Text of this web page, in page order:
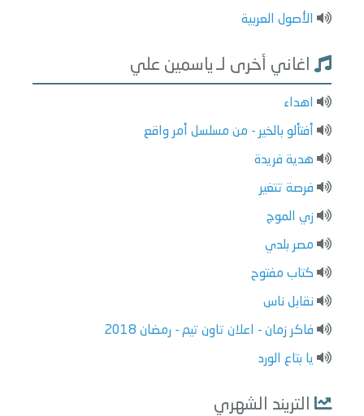
الأصول العربية
اغاني أخرى لـ ياسمين علي
اهداء
أفتألو بالخير - من مسلسل أمر واقع
هدية فريدة
فرصة تتغير
زي الموج
مصر بلدي
كتاب مفتوح
نقابل ناس
فاكر زمان - اعلان تاون تيم - رمضان 2018
يا بتاع الورد
التريند الشهري